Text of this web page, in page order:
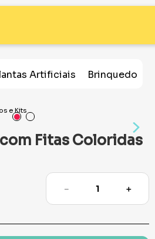
Artificiais Brinquedos
e Kits
Fitas Coloridas
＋
－